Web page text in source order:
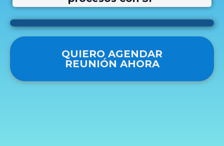
QUIERO AGENDAR
REUNIÓN AHORA